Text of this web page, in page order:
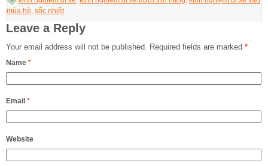
mùa hè, sốc nhiệt
Leave a Reply
Your email address will not be published. Required fields are marked *
Name *
Email *
Website